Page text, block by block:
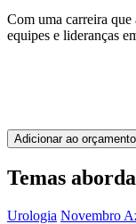
Com uma carreira
equipes e lideranças
Adicionar ao orçamento
Temas
Urologia Novembro